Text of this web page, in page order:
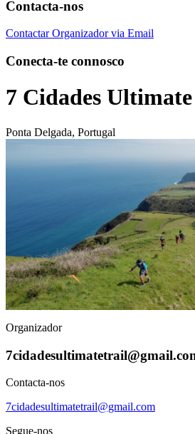
Contacta-nos
Contactar Organizador via Email
Conecta-te connosco
7 Cidades
Ponta Delgada, Portugal
Organizador
Contacta-nos
7cidadesultimatetrail@gmail.com
Segue-nos